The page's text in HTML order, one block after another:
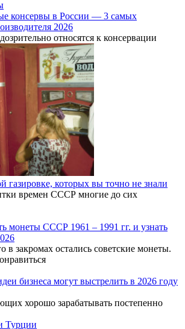
консервы в России — 3 самых
2026
относятся к консервации
газировке, которых вы точно не знали
времен СССР многие до сих
монеты СССР 1961 – 1991 гг. и узнать
в закромах остались советские монеты.
бизнеса могут выстрелить в 2026 году
хорошо зарабатывать постепенно